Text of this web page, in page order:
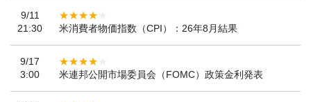
9/11
21:30
米消費者物価指数（CPI）：26年8月結果
9/17
3:00
米連邦公開市場委員会（FOMC）政策金利発表